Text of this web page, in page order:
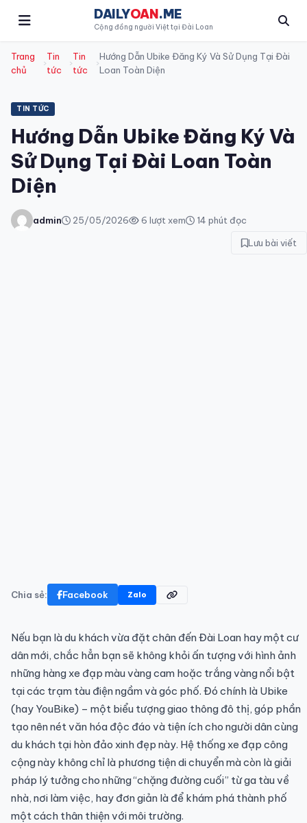
DAILYOAN.ME
Cộng đồng người Việt tại Đài Loan
Trang
chủ
›
Tin
tức
›
Tin
tức
›
Hướng Dẫn Ubike Đăng Ký Và Sử Dụng Tại Đài
Loan Toàn Diện
TIN TỨC
Hướng Dẫn Ubike Đăng Ký Và
Sử Dụng Tại Đài Loan Toàn
Diện
admin 25/05/2026 6 lượt xem 14 phút đọc
Lưu bài viết
Chia sẻ: Facebook Zalo
Nếu bạn là du khách vừa đặt chân đến Đài Loan hay một cư
dân mới, chắc hẳn bạn sẽ không khỏi ấn tượng với hình ảnh
những hàng xe đạp màu vàng cam hoặc trắng vàng nổi bật
tại các trạm tàu điện ngầm và góc phố. Đó chính là Ubike
(hay YouBike) – một biểu tượng giao thông đô thị, góp phần
tạo nên nét văn hóa độc đáo và tiện ích cho người dân cùng
du khách tại hòn đảo xinh đẹp này. Hệ thống xe đạp công
cộng này không chỉ là phương tiện di chuyển mà còn là giải
pháp lý tưởng cho những “chặng đường cuối” từ ga tàu về
nhà, nơi làm việc, hay đơn giản là để khám phá thành phố
một cách thân thiện với môi trường.